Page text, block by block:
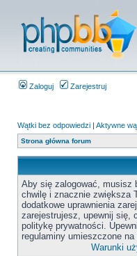
Zaloguj Zarejestruj
Wątki bez odpowiedzi | Aktywne
Strona główna forum
Aby się zalogować, musisz
chwilę i znacznie zwiększa
dodatkowe uprawnienia
zarejestrujesz, upewnij się,
politykę prywatności.
regulaminy umieszczone na
Warunki